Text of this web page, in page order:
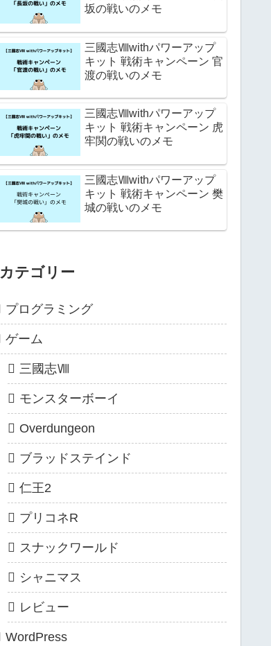
坂の戦いのメモ
三國志Ⅷwithパワーアップ
キット 戦術キャンペーン 官
渡の戦いのメモ
三國志Ⅷwithパワーアップ
キット 戦術キャンペーン 虎
牢関の戦いのメモ
三國志Ⅷwithパワーアップ
キット 戦術キャンペーン 樊
城の戦いのメモ
カテゴリー
プログラミング
ゲーム
三國志Ⅷ
モンスターボーイ
Overdungeon
ブラッドステインド
仁王2
プリコネR
スナックワールド
シャニマス
レビュー
WordPress